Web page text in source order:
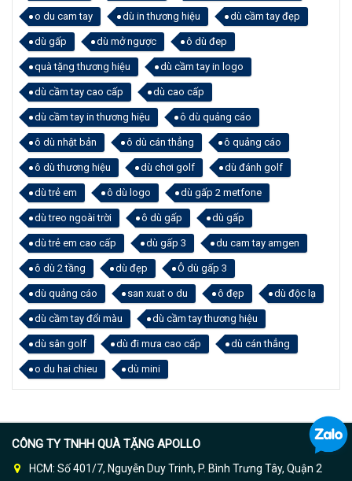
o du cam tay dù in thương hiệu dù cầm tay đẹp
dù gấp dù mở ngược ô dù đep
quà tặng thương hiệu dù cầm tay in logo
dù cầm tay cao cấp dù cao cấp
dù cầm tay in thương hiệu ô dù quảng cáo
ô dù nhật bản ô dù cán thẳng ô quảng cáo
ô dù thương hiệu dù chơi golf dù đánh golf
dù trẻ em ô dù logo dù gấp 2 metfone
dù treo ngoài trời ô dù gấp dù gấp
dù trẻ em cao cấp dù gấp 3 du cam tay amgen
ô dù 2 tầng dù đẹp Ô dù gấp 3
dù quảng cáo san xuat o du ô đẹp dù độc lạ
dù cầm tay đổi màu dù cầm tay thương hiệu
dù sân golf dù đi mưa cao cấp dù cán thẳng
o du hai chieu dù mini
CÔNG TY TNHH QUÀ TẶNG APOLLO
HCM: Số 401/7, Nguyễn Duy Trinh, P. Bình Trưng Tây, Quận 2